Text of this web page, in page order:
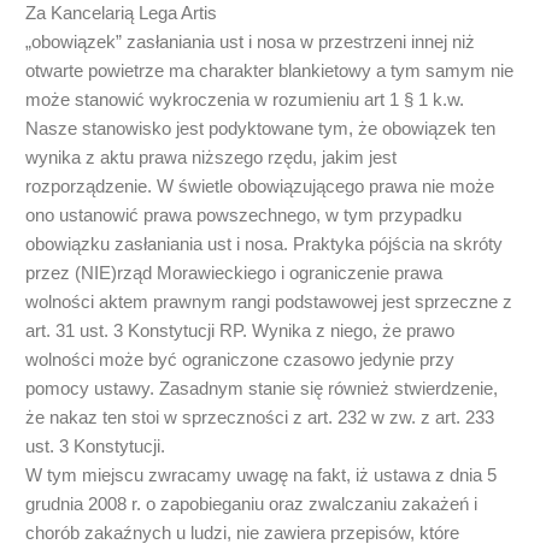
Za Kancelarią Lega Artis
„obowiązek” zasłaniania ust i nosa w przestrzeni innej niż
otwarte powietrze ma charakter blankietowy a tym samym nie
może stanowić wykroczenia w rozumieniu art 1 § 1 k.w.
Nasze stanowisko jest podyktowane tym, że obowiązek ten
wynika z aktu prawa niższego rzędu, jakim jest
rozporządzenie. W świetle obowiązującego prawa nie może
ono ustanowić prawa powszechnego, w tym przypadku
obowiązku zasłaniania ust i nosa. Praktyka pójścia na skróty
przez (NIE)rząd Morawieckiego i ograniczenie prawa
wolności aktem prawnym rangi podstawowej jest sprzeczne z
art. 31 ust. 3 Konstytucji RP. Wynika z niego, że prawo
wolności może być ograniczone czasowo jedynie przy
pomocy ustawy. Zasadnym stanie się również stwierdzenie,
że nakaz ten stoi w sprzeczności z art. 232 w zw. z art. 233
ust. 3 Konstytucji.
W tym miejscu zwracamy uwagę na fakt, iż ustawa z dnia 5
grudnia 2008 r. o zapobieganiu oraz zwalczaniu zakażeń i
chorób zakaźnych u ludzi, nie zawiera przepisów, które